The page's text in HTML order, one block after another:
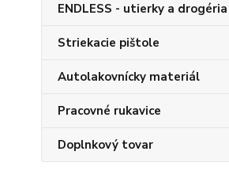
ENDLESS - utierky a drogéria
Striekacie pištole
Autolakovnícky materiál
Pracovné rukavice
Doplnkový tovar